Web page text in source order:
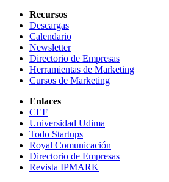
Recursos
Descargas
Calendario
Newsletter
Directorio de Empresas
Herramientas de Marketing
Cursos de Marketing
Enlaces
CEF
Universidad Udima
Todo Startups
Royal Comunicación
Directorio de Empresas
Revista IPMARK